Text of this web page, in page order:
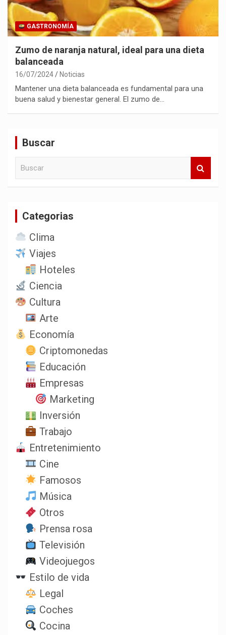
GASTRONOMÍA
Zumo de naranja natural, ideal para una dieta
balanceada
16/07/2024 Noticias
Mantener una dieta balanceada es fundamental para una
buena salud y bienestar general. El zumo de…
Buscar
Categorias
Clima
Viajes
Hoteles
Ciencia
Cultura
Arte
Economía
Criptomonedas
Educación
Empresas
Marketing
Inversión
Trabajo
Entretenimiento
Cine
Famosos
Música
Otros
Prensa rosa
Televisión
Videojuegos
Estilo de vida
Legal
Coches
Cocina